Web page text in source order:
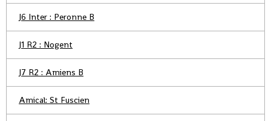
J6 Inter : Peronne B
J1 R2 : Nogent
J7 R2 : Amiens B
Amical: St Fuscien